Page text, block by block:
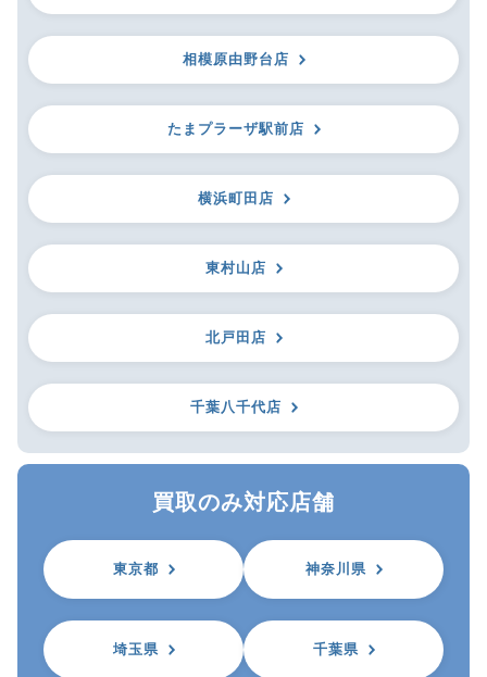
相模原由野台店
たまプラーザ駅前店
横浜町田店
東村山店
北戸田店
千葉八千代店
買取のみ対応店舗
東京都 神奈川県
埼玉県 千葉県